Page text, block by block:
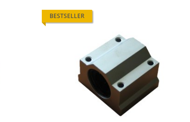
BESTSELLER